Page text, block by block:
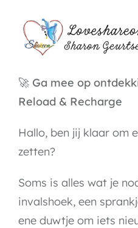
content
Home
Aanbod behandelmethodes
Tarieven
Contact
🚀 Ga mee op
Reload & Recharge
Hallo, ben jij klaar om
zetten?
Soms is alles wat je
invalshoek, een
ene duwtje om iets